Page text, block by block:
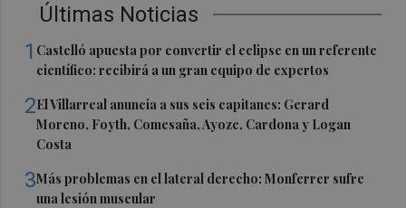
Últimas Noticias
1 Castelló apuesta por convertir el eclipse en un referente
científico: recibirá a un gran equipo de expertos
2El Villarreal anuncia a sus seis capitanes: Gerard
Moreno, Foyth, Comesaña, Ayoze, Cardona y Logan
Costa
3Más problemas en el lateral derecho: Monferrer sufre
una lesión muscular